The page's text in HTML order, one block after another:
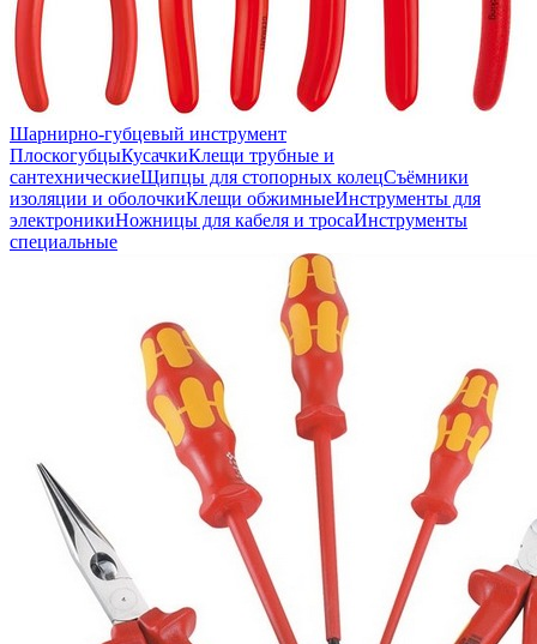
Шарнирно-губцевый инструмент
ПлоскогубцыКусачкиКлещи трубные и
сантехническиеЩипцы для стопорных колецСъёмники
изоляции и оболочкиКлещи обжимныеИнструменты для
электроникиНожницы для кабеля и тросаИнструменты
специальные